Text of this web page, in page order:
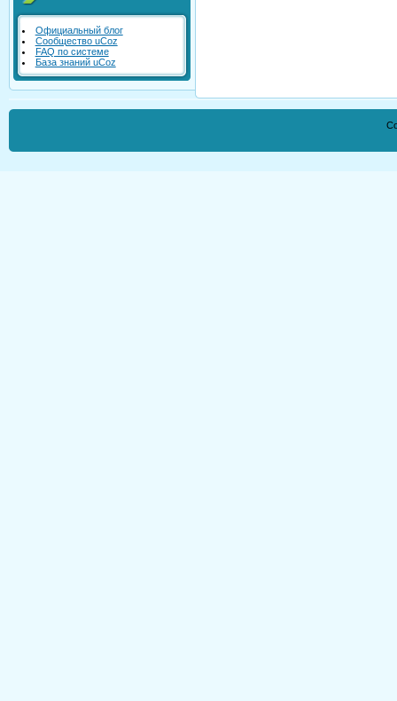
Официальный блог
Сообщество uCoz
FAQ по системе
База знаний uCoz